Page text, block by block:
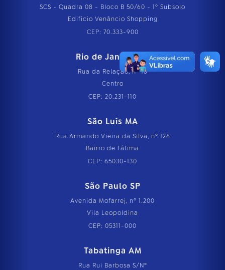
SCS - Quadra 08 - Bloco B 50/60 - 1º Subsolo
Edifício Venâncio Shopping
CEP: 70.333-900
Rio de Janeiro RJ
Rua da Relação, nº 18
Centro
CEP: 20.231-110
São Luís MA
Rua Armando Vieira da Silva, nº 126
Bairro de Fátima
CEP: 65030-130
São Paulo SP
Avenida Mofarrej, nº 1.200
Vila Leopoldina
CEP: 05311-000
Tabatinga AM
Rua Rui Barbosa S/Nº